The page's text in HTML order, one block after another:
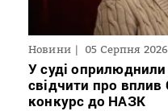
Новини 05 Серпня 2026
У суді
свідчити про вплив
конкурс до НАЗК